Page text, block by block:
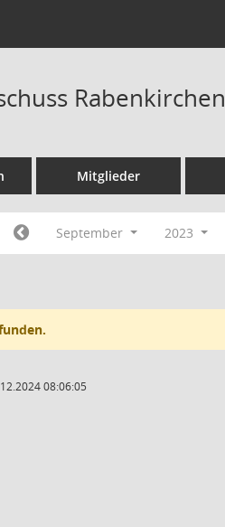
Mitglieder
September 2023
08:06:05